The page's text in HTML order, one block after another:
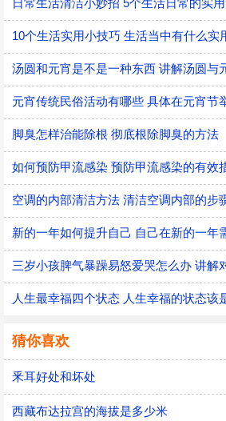
脚臭怎样治能除根 彻底根除脚臭的方法
如何预防甲流感染 预防甲流感染的有效
空调的内部清洁方法 清洁空调内部的步
猜你喜欢
釆耳好处和坏处
西藏布达拉宫的海拔是多少米